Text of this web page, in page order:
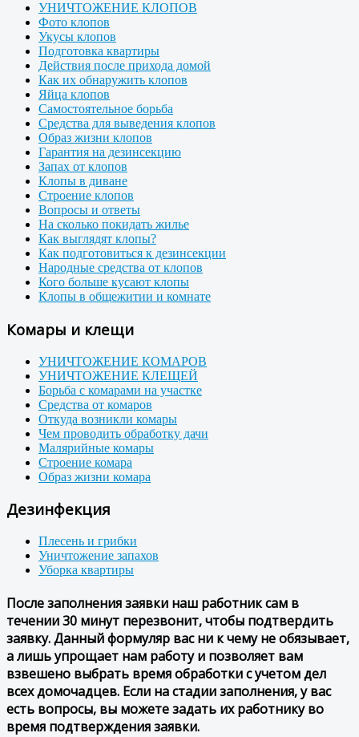
УНИЧТОЖЕНИЕ КЛОПОВ
Фото клопов
Укусы клопов
Подготовка квартиры
Действия после прихода домой
Как их обнаружить клопов
Яйца клопов
Самостоятельное борьба
Средства для выведения клопов
Образ жизни клопов
Гарантия на дезинсекцию
Запах от клопов
Клопы в диване
Строение клопов
Вопросы и ответы
На сколько покидать жилье
Как выглядят клопы?
Как подготовиться к дезинсекции
Народные средства от клопов
Кого больше кусают клопы
Клопы в общежитии и комнате
Комары и клещи
УНИЧТОЖЕНИЕ КОМАРОВ
УНИЧТОЖЕНИЕ КЛЕЩЕЙ
Борьба с комарами на участке
Средства от комаров
Откуда возникли комары
Чем проводить обработку дачи
Малярийные комары
Строение комара
Образ жизни комара
Дезинфекция
Плесень и грибки
Уничтожение запахов
Уборка квартиры
После заполнения заявки наш работник сам в
течении 30 минут перезвонит, чтобы подтвердить
заявку. Данный формуляр вас ни к чему не обязывает,
а лишь упрощает нам работу и позволяет вам
взвешено выбрать время обработки с учетом дел
всех домочадцев. Если на стадии заполнения, у вас
есть вопросы, вы можете задать их работнику во
время подтверждения заявки.